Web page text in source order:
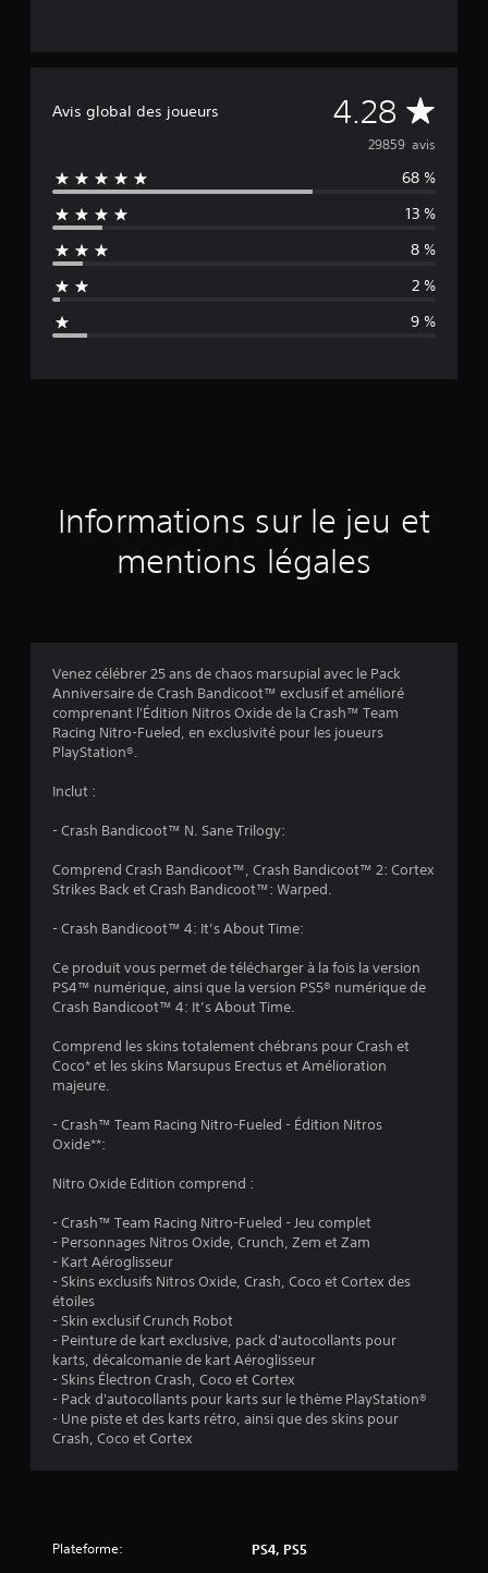
Avis global des joueurs 4.28 M
o
y
e
n
n
d
a
s
:
8
é
t
o
u
(
9
29859 avis
68 %
13 %
8 %
2 %
9 %
Informations sur le jeu et
mentions légales
Venez célébrer 25 ans de chaos marsupial avec le Pack
Anniversaire de Crash Bandicoot™ exclusif et amélioré
comprenant l'Édition Nitros Oxide de la Crash™ Team
Racing Nitro-Fueled, en exclusivité pour les joueurs
PlayStation®.
Inclut :
- Crash Bandicoot™ N. Sane Trilogy:
Comprend Crash Bandicoot™, Crash Bandicoot™ 2: Cortex
Strikes Back et Crash Bandicoot™: Warped.
- Crash Bandicoot™ 4: It’s About Time:
Ce produit vous permet de télécharger à la fois la version
PS4™ numérique, ainsi que la version PS5® numérique de
Crash Bandicoot™ 4: It’s About Time.
Comprend les skins totalement chébrans pour Crash et
Coco* et les skins Marsupus Erectus et Amélioration
majeure.
- Crash™ Team Racing Nitro-Fueled - Édition Nitros
Oxide**:
Nitro Oxide Edition comprend :
- Crash™ Team Racing Nitro-Fueled - Jeu complet
- Personnages Nitros Oxide, Crunch, Zem et Zam
- Kart Aéroglisseur
- Skins exclusifs Nitros Oxide, Crash, Coco et Cortex des
étoiles
- Skin exclusif Crunch Robot
- Peinture de kart exclusive, pack d'autocollants pour
karts, décalcomanie de kart Aéroglisseur
- Skins Électron Crash, Coco et Cortex
- Pack d'autocollants pour karts sur le thème PlayStation®
- Une piste et des karts rétro, ainsi que des skins pour
Crash, Coco et Cortex
Plateforme: PS4, PS5